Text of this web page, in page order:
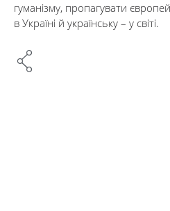
гуманізму, пропагувати
в Україні й українську – у світі.